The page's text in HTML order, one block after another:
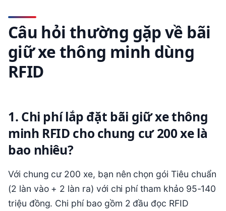
Câu hỏi thường gặp về bãi
giữ xe thông minh dùng
RFID
1. Chi phí lắp đặt bãi giữ xe thông
minh RFID cho chung cư 200 xe là
bao nhiêu?
Với chung cư 200 xe, bạn nên chọn gói Tiêu chuẩn
(2 làn vào + 2 làn ra) với chi phí tham khảo 95-140
triệu đồng. Chi phí bao gồm 2 đầu đọc RFID